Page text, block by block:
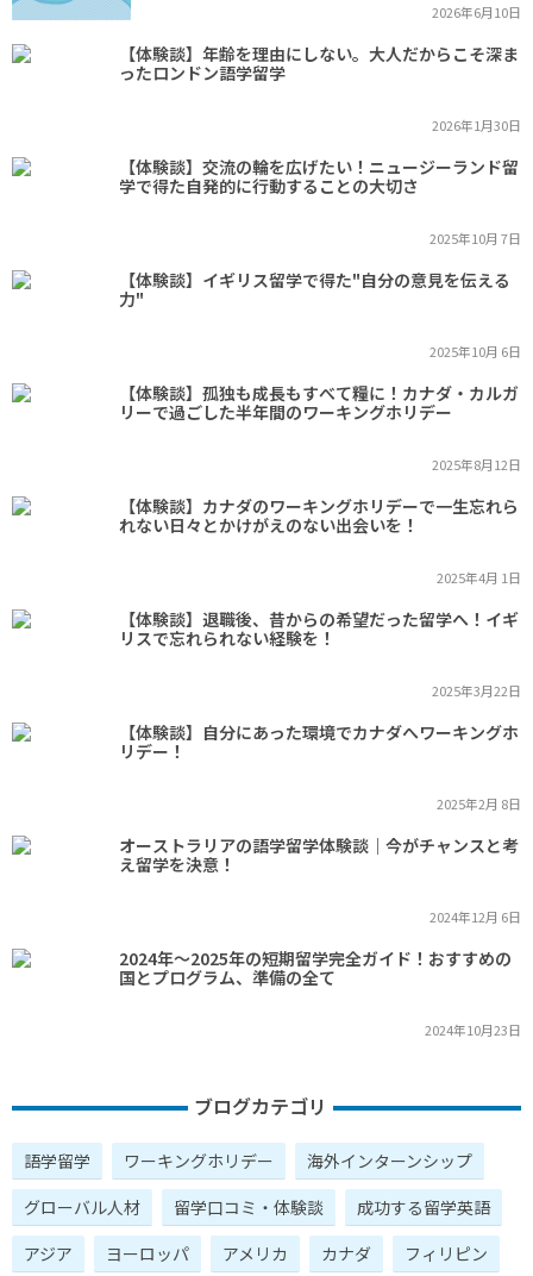
2026年6月10日
【体験談】年齢を理由にしない。大人だからこそ深ま
ったロンドン語学留学
2026年1月30日
【体験談】交流の輪を広げたい！ニュージーランド留
学で得た自発的に行動することの大切さ
2025年10月 7日
【体験談】イギリス留学で得た"自分の意見を伝える
力"
2025年10月 6日
【体験談】孤独も成長もすべて糧に！カナダ・カルガ
リーで過ごした半年間のワーキングホリデー
2025年8月12日
【体験談】カナダのワーキングホリデーで一生忘れら
れない日々とかけがえのない出会いを！
2025年4月 1日
【体験談】退職後、昔からの希望だった留学へ！イギ
リスで忘れられない経験を！
2025年3月22日
【体験談】自分にあった環境でカナダへワーキングホ
リデー！
2025年2月 8日
オーストラリアの語学留学体験談｜今がチャンスと考
え留学を決意！
2024年12月 6日
2024年～2025年の短期留学完全ガイド！おすすめの
国とプログラム、準備の全て
2024年10月23日
ブログカテゴリ
語学留学 ワーキングホリデー
海外インターンシップ
グローバル人材
留学口コミ・体験談
成功する留学英語
アジア
ヨーロッパ アメリカ カナダ
フィリピン